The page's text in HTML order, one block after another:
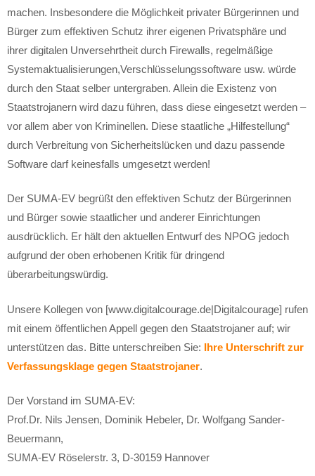
machen. Insbesondere die Möglichkeit privater Bürgerinnen und
Bürger zum effektiven Schutz ihrer eigenen Privatsphäre und
ihrer digitalen Unversehrtheit durch Firewalls, regelmäßige
Systemaktualisierungen,Verschlüsselungssoftware usw. würde
durch den Staat selber untergraben. Allein die Existenz von
Staatstrojanern wird dazu führen, dass diese eingesetzt werden –
vor allem aber von Kriminellen. Diese staatliche „Hilfestellung“
durch Verbreitung von Sicherheitslücken und dazu passende
Software darf keinesfalls umgesetzt werden!
Der SUMA-EV begrüßt den effektiven Schutz der Bürgerinnen
und Bürger sowie staatlicher und anderer Einrichtungen
ausdrücklich. Er hält den aktuellen Entwurf des NPOG jedoch
aufgrund der oben erhobenen Kritik für dringend
überarbeitungswürdig.
Unsere Kollegen von [www.digitalcourage.de|Digitalcourage] rufen
mit einem öffentlichen Appell gegen den Staatstrojaner auf; wir
unterstützen das. Bitte unterschreiben Sie: Ihre Unterschrift zur
Verfassungsklage gegen Staatstrojaner.
Der Vorstand im SUMA-EV:
Prof.Dr. Nils Jensen, Dominik Hebeler, Dr. Wolfgang Sander-
Beuermann,
SUMA-EV Röselerstr. 3, D-30159 Hannover